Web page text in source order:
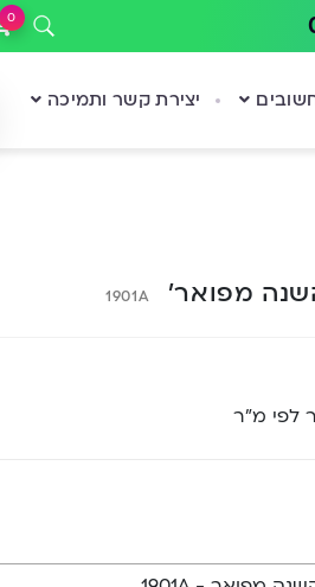
0
יצירת קשר ותמיכה
מפואר’ 1901A
לפי מ”ר